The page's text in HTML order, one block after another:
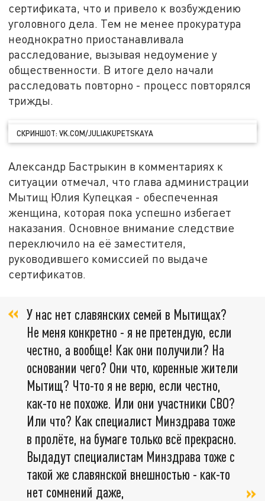
сертификата, что и привело к возбуждению
уголовного дела. Тем не менее прокуратура
неоднократно приостанавливала
расследование, вызывая недоумение у
общественности. В итоге дело начали
расследовать повторно - процесс повторялся
трижды.
СКРИНШОТ: VK.COM/JULIAKUPETSKAYA
Александр Бастрыкин в комментариях к
ситуации отмечал, что глава администрации
Мытищ Юлия Купецкая - обеспеченная
женщина, которая пока успешно избегает
наказания. Основное внимание следствие
переключило на её заместителя,
руководившего комиссией по выдаче
сертификатов.
У нас нет славянских семей в Мытищах?
Не меня конкретно - я не претендую, если
честно, а вообще! Как они получили? На
основании чего? Они что, коренные жители
Мытищ? Что-то я не верю, если честно,
как-то не похоже. Или они участники СВО?
Или что? Как специалист Минздрава тоже
в пролёте, на бумаге только всё прекрасно.
Выдадут специалистам Минздрава тоже с
такой же славянской внешностью - как-то
нет сомнений даже,